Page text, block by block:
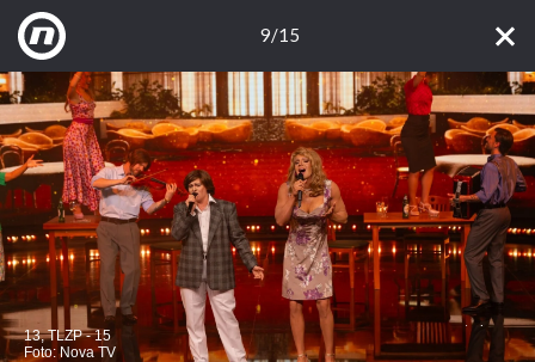
9/15
Laura Sučec i David Balint kao Toma Zdravković i Silvana Armenulić, ep.
13, TLZP - 15
Foto: Nova TV